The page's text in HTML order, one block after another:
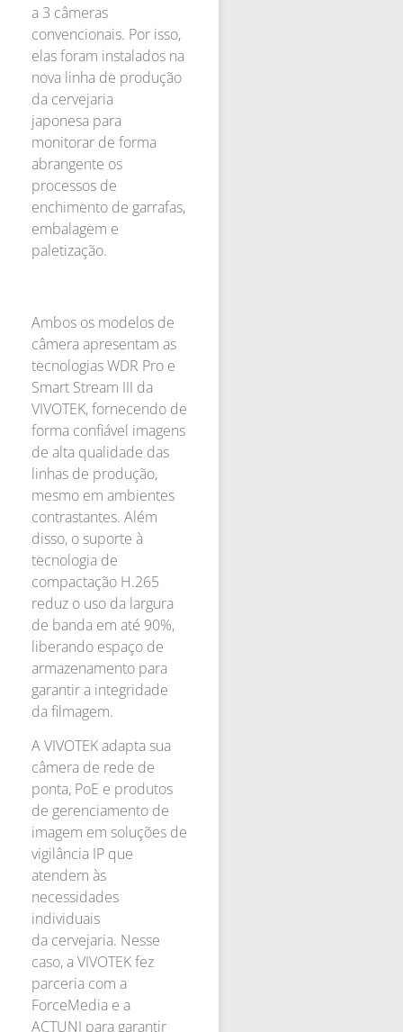
a 3 câmeras
convencionais. Por isso,
elas foram instalados na
nova linha de produção
da cervejaria
japonesa para
monitorar de forma
abrangente os
processos de
enchimento de garrafas,
embalagem e
paletização.
Ambos os modelos de
câmera apresentam as
tecnologias WDR Pro e
Smart Stream III da
VIVOTEK, fornecendo de
forma confiável imagens
de alta qualidade das
linhas de produção,
mesmo em ambientes
contrastantes. Além
disso, o suporte à
tecnologia de
compactação H.265
reduz o uso da largura
de banda em até 90%,
liberando espaço de
armazenamento para
garantir a integridade
da filmagem.
A VIVOTEK adapta sua
câmera de rede de
ponta, PoE e produtos
de gerenciamento de
imagem em soluções de
vigilância IP que
atendem às
necessidades
individuais
da cervejaria. Nesse
caso, a VIVOTEK fez
parceria com a
ForceMedia e a
ACTUNI para garantir